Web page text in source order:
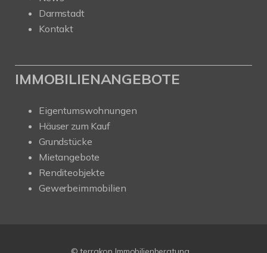
Darmstadt
Kontakt
IMMOBILIENANGEBOTE
Eigentumswohnungen
Häuser zum Kauf
Grundstücke
Mietangebote
Renditeobjekte
Gewerbeimmobilien